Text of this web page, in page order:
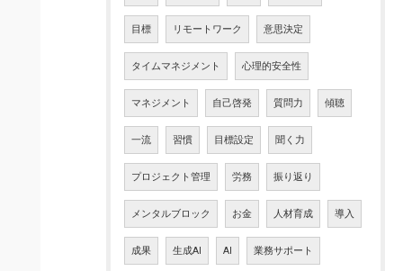
目標 リモートワーク 意思決定
タイムマネジメント 心理的安全性
マネジメント 自己啓発 質問力 傾聴
一流 習慣 目標設定 聞く力
プロジェクト管理 労務 振り返り
メンタルブロック お金 人材育成 導入
成果 生成AI AI 業務サポート